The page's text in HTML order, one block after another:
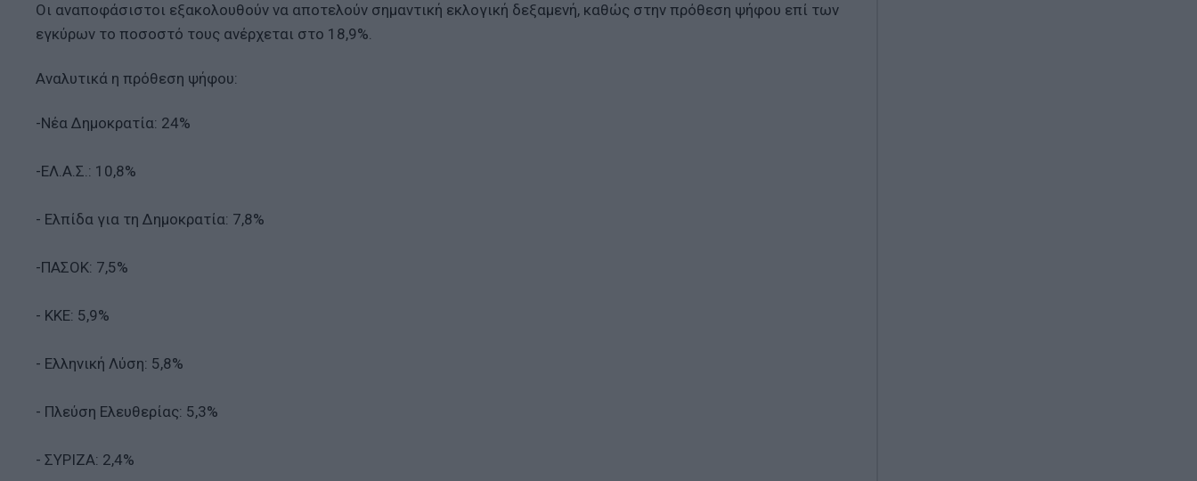
Οι αναποφάσιστοι εξακολουθούν να αποτελούν σημαντική εκλογική δεξαμενή, καθώς στην πρόθεση ψήφου επί των
εγκύρων το ποσοστό τους ανέρχεται στο 18,9%.
Αναλυτικά η πρόθεση ψήφου:
-Νέα Δημοκρατία: 24%
-ΕΛ.Α.Σ.: 10,8%
- Ελπίδα για τη Δημοκρατία: 7,8%
-ΠΑΣΟΚ: 7,5%
- ΚΚΕ: 5,9%
- Ελληνική Λύση: 5,8%
- Πλεύση Ελευθερίας: 5,3%
- ΣΥΡΙΖΑ: 2,4%